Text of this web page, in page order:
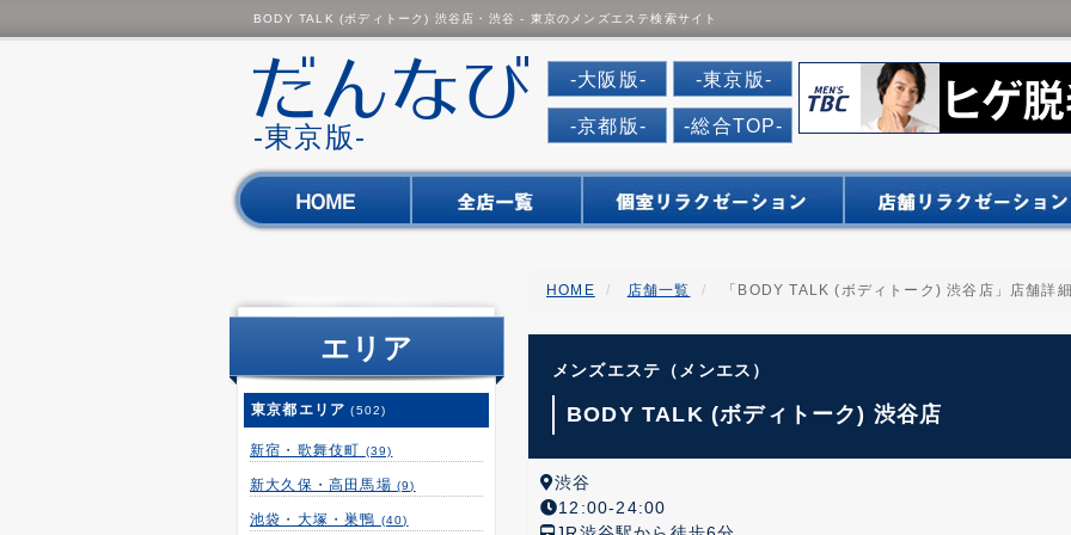
BODY TALK (ボディトーク) 渋谷店・渋谷 - 東京のメンズエステ検索サイト
だんなび
-東京版-
-大阪版- -東京版-
-京都版- -総合TOP-
HOME 店舗一覧 「BODY TALK (ボディトーク) 渋谷店」店舗詳
メンズエステ（メンエス）
BODY TALK (ボディトーク) 渋谷店
渋谷
12:00-24:00
エリア
東京都エリア(502)
新宿・歌舞伎町 (39)
新大久保・高田馬場 (9)
池袋・大塚・巣鴨 (40)